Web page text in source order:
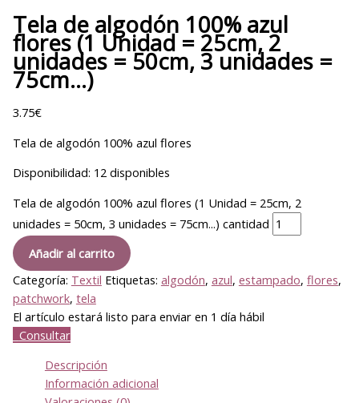
Tela de algodón 100% azul
flores (1 Unidad = 25cm, 2
unidades = 50cm, 3 unidades =
75cm…)
3.75€
Tela de algodón 100% azul flores
Disponibilidad: 12 disponibles
Tela de algodón 100% azul flores (1 Unidad = 25cm, 2
unidades = 50cm, 3 unidades = 75cm...) cantidad
Añadir al carrito
Categoría: Textil Etiquetas: algodón, azul, estampado, flores,
patchwork, tela
El artículo estará listo para enviar en 1 día hábil
Consultar
Descripción
Información adicional